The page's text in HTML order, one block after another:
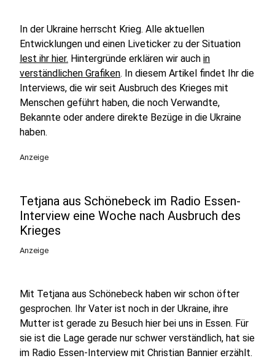
In der Ukraine herrscht Krieg. Alle aktuellen
Entwicklungen und einen Liveticker zu der Situation
lest ihr hier. Hintergründe erklären wir auch in
verständlichen Grafiken. In diesem Artikel findet Ihr die
Interviews, die wir seit Ausbruch des Krieges mit
Menschen geführt haben, die noch Verwandte,
Bekannte oder andere direkte Bezüge in die Ukraine
haben.
Anzeige
Tetjana aus Schönebeck im Radio Essen-
Interview eine Woche nach Ausbruch des
Krieges
Anzeige
Mit Tetjana aus Schönebeck haben wir schon öfter
gesprochen. Ihr Vater ist noch in der Ukraine, ihre
Mutter ist gerade zu Besuch hier bei uns in Essen. Für
sie ist die Lage gerade nur schwer verständlich, hat sie
im Radio Essen-Interview mit Christian Bannier erzählt.